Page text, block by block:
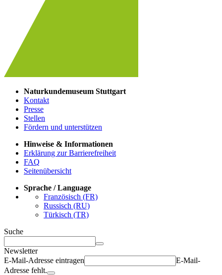
Naturkundemuseum Stuttgart
Kontakt
Presse
Stellen
Fördern und unterstützen
Hinweise & Informationen
Erklärung zur Barrierefreiheit
FAQ
Seitenübersicht
Sprache / Language
Französisch (FR)
Russisch (RU)
Türkisch (TR)
Suche
Newsletter
E-Mail-Adresse eintragen
E-Mail-
Adresse fehlt.